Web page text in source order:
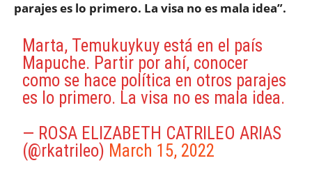
parajes es lo primero. La visa no es mala idea”.
Marta, Temukuykuy está en el país
Mapuche. Partir por ahí, conocer
como se hace política en otros parajes
es lo primero. La visa no es mala idea.
— ROSA ELIZABETH CATRILEO ARIAS
(@rkatrileo) March 15, 2022